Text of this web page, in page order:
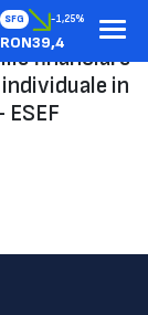
SFG -1,25%
RON39,4
financiare
in